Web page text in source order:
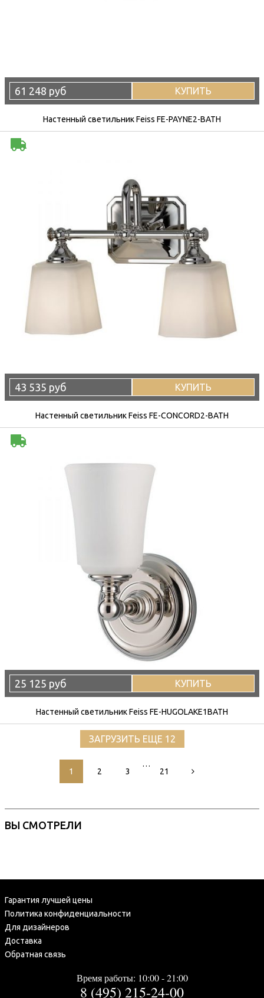
61 248 руб КУПИТЬ
Настенный светильник Feiss FE-PAYNE2-BATH
43 535 руб КУПИТЬ
Настенный светильник Feiss FE-CONCORD2-BATH
25 125 руб КУПИТЬ
Настенный светильник Feiss FE-HUGOLAKE1BATH
ЗАГРУЗИТЬ ЕЩЕ 12
1 2 3
…
21
ВЫ СМОТРЕЛИ
Гарантия лучшей цены
Политика конфиденциальности
Для дизайнеров
Доставка
Обратная связь
Время работы: 10:00 - 21:00
8 (495) 215-24-00